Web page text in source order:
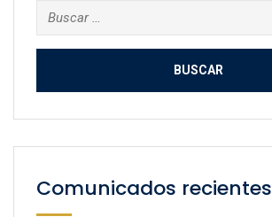
Buscar:
Comunicados recientes